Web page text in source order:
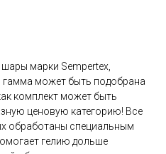
марки Sempertex,
гамма может быть подобрана
комплект может быть
ценовую категорию! Все
обработаны специальным
гелию дольше